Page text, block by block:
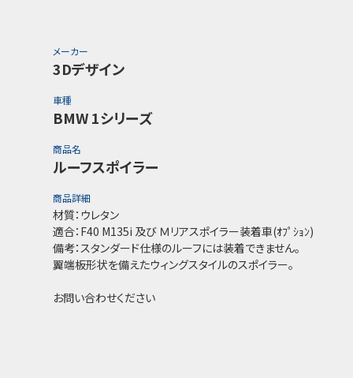
メーカー
3Dデザイン
車種
BMW 1シリーズ
商品名
ルーフスポイラー
商品詳細
材質：ウレタン
適合：F40 M135i 及び Ｍリアスポイラー装着車(ｵﾌﾟｼｮﾝ)
備考：スタンダード仕様のルーフには装着できません。
翼端板形状を備えたウィングスタイルのスポイラー。
お問い合わせください